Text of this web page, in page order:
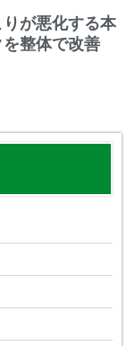
りが悪化する本
整体で改善